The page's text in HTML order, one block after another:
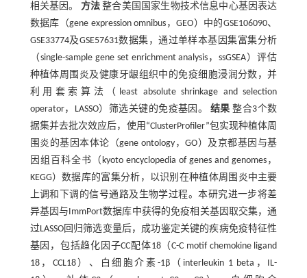
相关基因。 方法 整合美国国家生物技术信息中心基因表达
数据库（gene expression omnibus，GEO）中的GSE106090、
GSE33774及GSE57631数据集，通过单样本基因集富集分析
（single-sample gene set enrichment analysis，ssGSEA）评估
种植体周围炎及健康牙龈组织中的免疫细胞浸润分数，并
利用套索算法（least absolute shrinkage and selection
operator，LASSO）筛选关键的免疫基因。 结果 整合3个数
据集并去批次效应后，使用“ClusterProfiler”包实现种植体周
围炎的基因本体论（gene ontology，GO）及京都基因与基
因组百科全书（kyoto encyclopedia of genes and genomes，
KEGG）数据库的富集分析，以识别在种植体周围炎中主要
上调和下调的信号通路及生物学过程。本研究进一步将差
异基因与ImmPort数据库中获得的免疫相关基因取交集，通
过LASSO回归筛选变量后，成功鉴定关键的疾病免疫特征性
基因，包括趋化因子CC配体18（C-C motif chemokine ligand
18，CCL18）、白细胞介素-1β（interleukin 1 beta，IL-